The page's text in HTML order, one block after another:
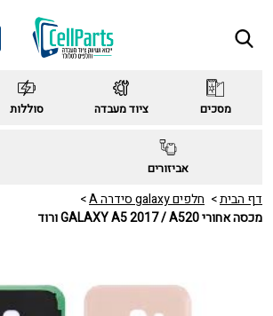
מסכים ציוד מעבדה סוללות
אביזורים
דף הבית
חלפים galaxy סידרה A
מכסה אחורי GALAXY A5 2017 / A520 ורוד